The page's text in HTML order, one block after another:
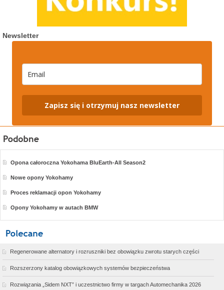
Newsletter
Zapisz się i otrzymuj nasz newsletter
Opona całoroczna Yokohama BluEarth-All Season2
Nowe opony Yokohamy
Proces reklamacji opon Yokohamy
Opony Yokohamy w autach BMW
Regenerowane alternatory i rozruszniki bez obowiązku zwrotu starych części
Rozszerzony katalog obowiązkowych systemów bezpieczeństwa
Rozwiązania „Sidem NXT” i uczestnictwo firmy w targach Automechanika 2026